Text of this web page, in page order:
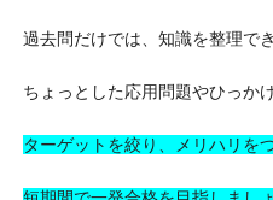
過去問だけでは、知識を整理で
ちょっとした応用問題やひっか
ターゲットを絞り、メリハリを